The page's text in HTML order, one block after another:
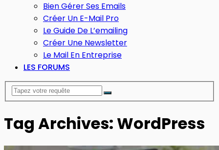
Bien Gérer Ses Emails
Créer Un E-Mail Pro
Le Guide De L’emailing
Créer Une Newsletter
Le Mail En Entreprise
LES FORUMS
Tag Archives: WordPress